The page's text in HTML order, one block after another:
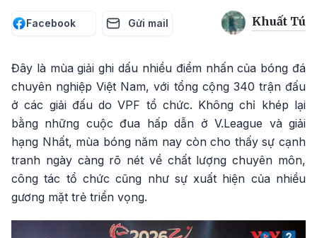
Facebook Gửi mail Khuất Tú
Đây là mùa giải ghi dấu nhiều điểm nhấn của bóng đá
chuyên nghiệp Việt Nam, với tổng cộng 340 trận đấu
ở các giải đấu do VPF tổ chức. Không chỉ khép lại
bằng những cuộc đua hấp dẫn ở V.League và giải
hạng Nhất, mùa bóng năm nay còn cho thấy sự cạnh
tranh ngày càng rõ nét về chất lượng chuyên môn,
công tác tổ chức cũng như sự xuất hiện của nhiều
gương mặt trẻ triển vọng.